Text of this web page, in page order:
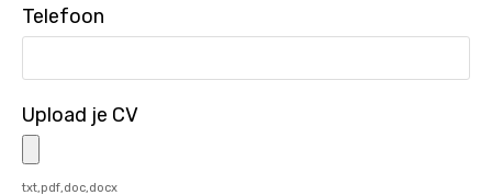
Telefoon
Upload je CV
txt,pdf,doc,docx